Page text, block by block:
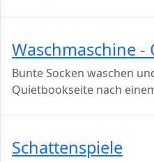
Waschmaschine -
Bunte Socken waschen
Quietbookseite nach
Schattenspiele